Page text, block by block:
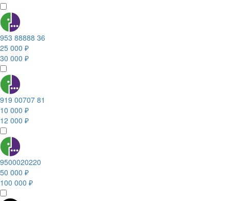
953 88888 36
25 000 ₽
30 000 ₽
919 00707 81
10 000 ₽
12 000 ₽
9500020220
50 000 ₽
100 000 ₽